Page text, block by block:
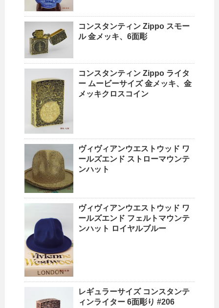
コンスタンティン Zippo スモー
ル 金メッキ、6面彫
コンスタンティン Zippo ライタ
ー ムービーサイズ 金メッキ、金
メッキクロスコイン
ヴィヴィアンウエストウッド ワ
ールズエンド ストローマウンテ
ンハット
ヴィヴィアンウエストウッド ワ
ールズエンド フェルトマウンテ
ンハット ロイヤルブルー
レギュラーサイズ コンスタンテ
ィンライター 6面彫り #206